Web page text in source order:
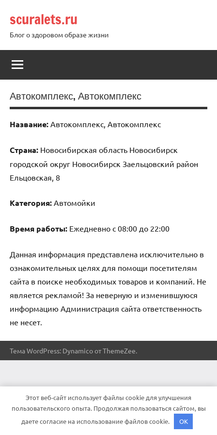
содержимому
scuralets.ru
Блог о здоровом образе жизни
Автокомплекс, Автокомплекс
Название: Автокомплекс, Автокомплекс
Страна: Новосибирская область Новосибирск
городской округ Новосибирск Заельцовский район
Ельцовская, 8
Категория: Автомойки
Время работы: Ежедневно с 08:00 до 22:00
Данная информация представлена исключительно в
ознакомительных целях для помощи посетителям
сайта в поиске необходимых товаров и компаний. Не
является рекламой! За неверную и изменившуюся
информацию Администрация сайта ответственность
не несет.
Тема WordPress: Dynamico от ThemeZee.
Этот веб-сайт использует файлы cookie для улучшения
пользовательского опыта. Продолжая пользоваться сайтом, вы
даете согласие на использование файлов cookie.
OK